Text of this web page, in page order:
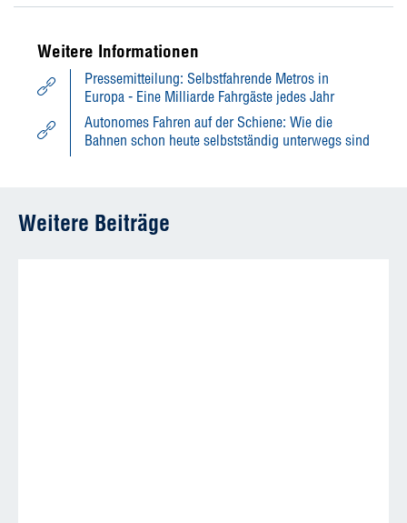
Weitere Informationen
Pressemitteilung: Selbstfahrende Metros in
Europa - Eine Milliarde Fahrgäste jedes Jahr
Autonomes Fahren auf der Schiene: Wie die
Bahnen schon heute selbstständig unterwegs sind
Weitere Beiträge